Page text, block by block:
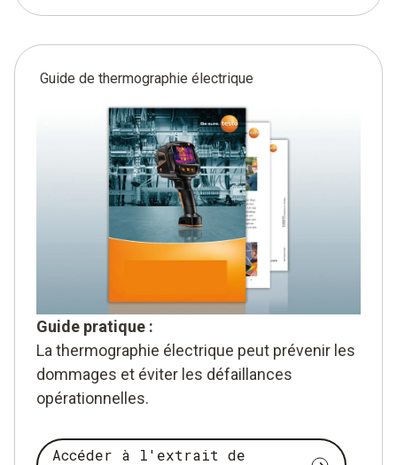
Guide de thermographie électrique
Guide pratique :
La thermographie électrique peut prévenir les
dommages et éviter les défaillances
opérationnelles.
Accéder à l'extrait de